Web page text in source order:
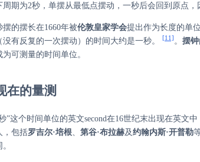
周期为2秒，单摆从最低点摆动，一秒后会回到原点，
摆的摆长在1660年被伦敦皇家学会提出作为长度的单
没有反复的一次摆动）的时间大约是一秒。[11] 。摆钟
为可测量的时间单位。
在的量测
”这个时间单位的英文second在16世纪末出现在英文
，包括罗吉尔·培根 、第谷·布拉赫及约翰内斯·开普勒
。